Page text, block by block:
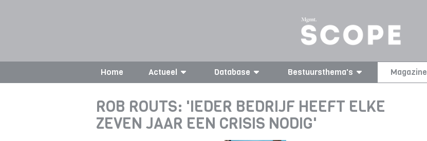
Home Actueel Database Bestuursthema's Magazine
ROB ROUTS: 'IEDER BEDRIJF HEEFT ELKE
ZEVEN JAAR EEN CRISIS NODIG'